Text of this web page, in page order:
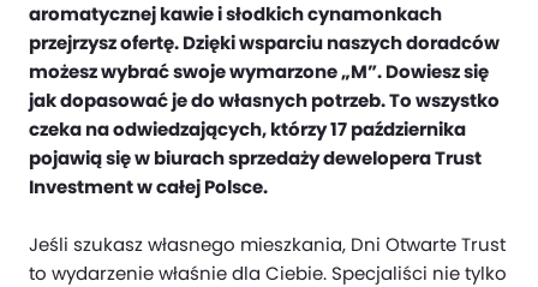
aromatycznej kawie i słodkich cynamonkach
przejrzysz ofertę. Dzięki wsparciu naszych doradców
możesz wybrać swoje wymarzone „M”. Dowiesz się
jak dopasować je do własnych potrzeb. To wszystko
czeka na odwiedzających, którzy 17 października
pojawią się w biurach sprzedaży dewelopera Trust
Investment w całej Polsce.
Jeśli szukasz własnego mieszkania, Dni Otwarte Trust
to wydarzenie właśnie dla Ciebie. Specjaliści nie tylko